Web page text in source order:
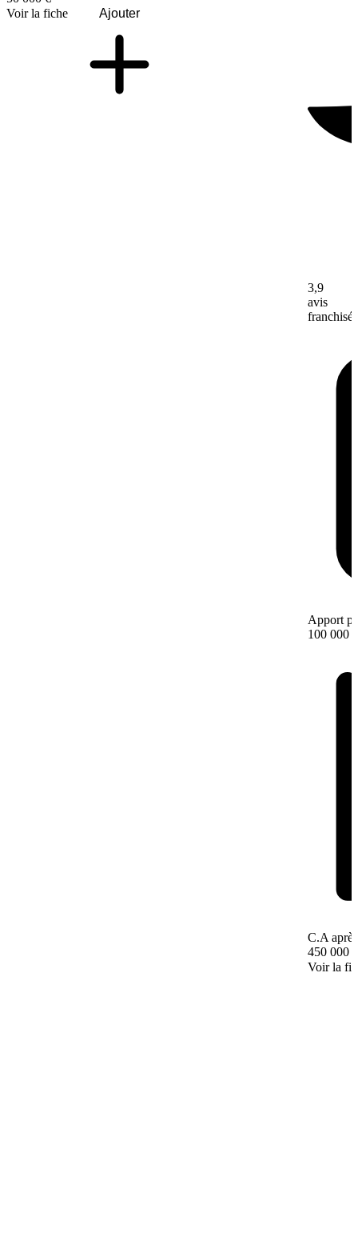
Voir la fiche
Ajouter
3,9
avis
franchisé
Apport
100 000 €
C.A
450 000 €
Voir la